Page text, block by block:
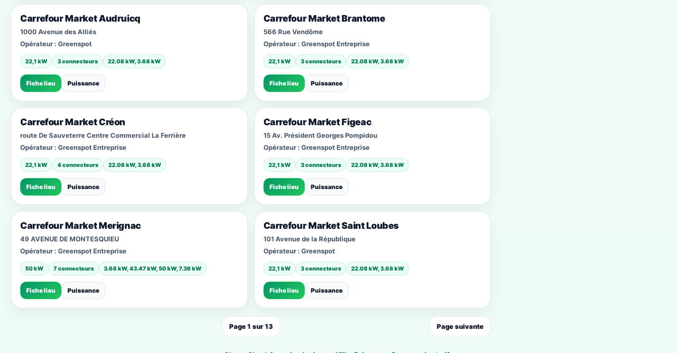
Carrefour Market Audruicq
1000 Avenue des Alliés
Opérateur : Greenspot
22,1 kW 3 connecteurs 22.08 kW, 3.68 kW
Fiche lieu Puissance
Carrefour Market Brantome
566 Rue Vendôme
Opérateur : Greenspot Entreprise
22,1 kW 3 connecteurs 22.08 kW, 3.68 kW
Fiche lieu Puissance
Carrefour Market Créon
route De Sauveterre Centre Commercial La Ferrière
Opérateur : Greenspot Entreprise
22,1 kW 4 connecteurs 22.08 kW, 3.68 kW
Fiche lieu Puissance
Carrefour Market Figeac
15 Av. Président Georges Pompidou
Opérateur : Greenspot Entreprise
22,1 kW 3 connecteurs 22.08 kW, 3.68 kW
Fiche lieu Puissance
Carrefour Market Merignac
49 AVENUE DE MONTESQUIEU
Opérateur : Greenspot Entreprise
50 kW 7 connecteurs 3.68 kW, 43.47 kW, 50 kW, 7.36 kW
Fiche lieu Puissance
Carrefour Market Saint Loubes
101 Avenue de la République
Opérateur : Greenspot
22,1 kW 3 connecteurs 22.08 kW, 3.68 kW
Fiche lieu Puissance
Page 1 sur 13 Page suivante